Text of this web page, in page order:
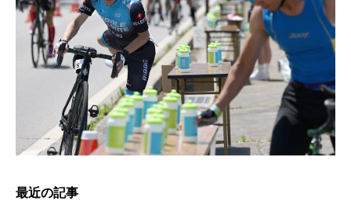
【受付終了】2026大会同日開催！小学生対象キッズ・ラ
最近の記事